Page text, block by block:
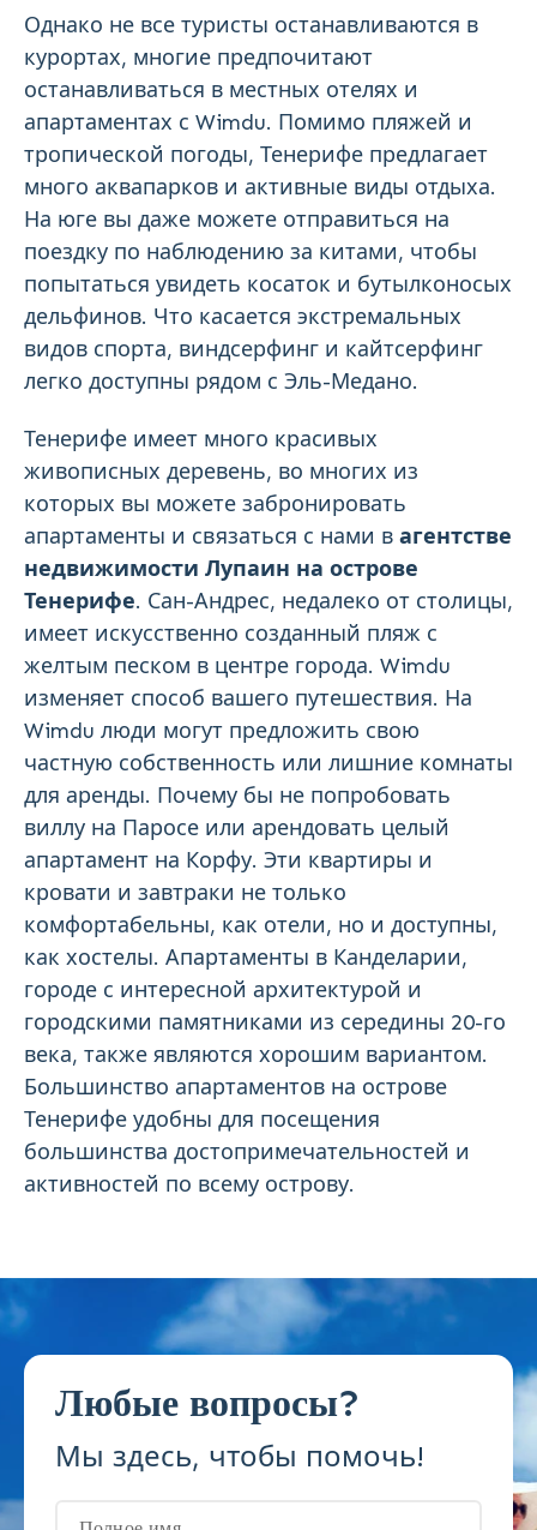
Однако не все туристы останавливаются в
курортах, многие предпочитают
останавливаться в местных отелях и
апартаментах с Wimdu. Помимо пляжей и
тропической погоды, Тенерифе предлагает
много аквапарков и активные виды отдыха.
На юге вы даже можете отправиться на
поездку по наблюдению за китами, чтобы
попытаться увидеть косаток и бутылконосых
дельфинов. Что касается экстремальных
видов спорта, виндсерфинг и кайтсерфинг
легко доступны рядом с Эль-Медано.
Тенерифе имеет много красивых
живописных деревень, во многих из
которых вы можете забронировать
апартаменты и связаться с нами в агентстве
недвижимости Лупаин на острове
Тенерифе. Сан-Андрес, недалеко от столицы,
имеет искусственно созданный пляж с
желтым песком в центре города. Wimdu
изменяет способ вашего путешествия. На
Wimdu люди могут предложить свою
частную собственность или лишние комнаты
для аренды. Почему бы не попробовать
виллу на Паросе или арендовать целый
апартамент на Корфу. Эти квартиры и
кровати и завтраки не только
комфортабельны, как отели, но и доступны,
как хостелы. Апартаменты в Канделарии,
городе с интересной архитектурой и
городскими памятниками из середины 20-го
века, также являются хорошим вариантом.
Большинство апартаментов на острове
Тенерифе удобны для посещения
большинства достопримечательностей и
активностей по всему острову.
Любые вопросы?
Мы здесь, чтобы помочь!